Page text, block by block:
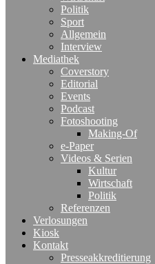
Politik
Sport
Allgemein
Interview
Mediathek
Coverstory
Editorial
Events
Podcast
Fotoshooting
Making-Of
e-Paper
Videos & Serien
Kultur
Wirtschaft
Politik
Referenzen
Verlosungen
Kiosk
Kontakt
Presseakkreditierung